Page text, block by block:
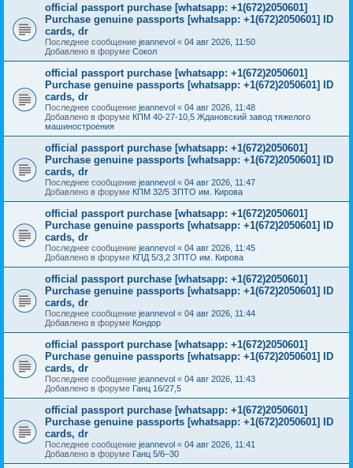
official passport purchase [whatsapp: +1(672)2050601]
Purchase genuine passports [whatsapp: +1(672)2050601] ID
cards, dr
Последнее сообщение jeannevol « 04 авг 2026, 11:50
Добавлено в форуме Сокол
official passport purchase [whatsapp: +1(672)2050601]
Purchase genuine passports [whatsapp: +1(672)2050601] ID
cards, dr
Последнее сообщение jeannevol « 04 авг 2026, 11:48
Добавлено в форуме КПМ 40-27-10,5 Ждановский завод тяжелого
машиностроения
official passport purchase [whatsapp: +1(672)2050601]
Purchase genuine passports [whatsapp: +1(672)2050601] ID
cards, dr
Последнее сообщение jeannevol « 04 авг 2026, 11:47
Добавлено в форуме КПМ 32/5 ЗПТО им. Кирова
official passport purchase [whatsapp: +1(672)2050601]
Purchase genuine passports [whatsapp: +1(672)2050601] ID
cards, dr
Последнее сообщение jeannevol « 04 авг 2026, 11:45
Добавлено в форуме КПД 5/3,2 ЗПТО им. Кирова
official passport purchase [whatsapp: +1(672)2050601]
Purchase genuine passports [whatsapp: +1(672)2050601] ID
cards, dr
Последнее сообщение jeannevol « 04 авг 2026, 11:44
Добавлено в форуме Кондор
official passport purchase [whatsapp: +1(672)2050601]
Purchase genuine passports [whatsapp: +1(672)2050601] ID
cards, dr
Последнее сообщение jeannevol « 04 авг 2026, 11:43
Добавлено в форуме Ганц 16/27,5
official passport purchase [whatsapp: +1(672)2050601]
Purchase genuine passports [whatsapp: +1(672)2050601] ID
cards, dr
Последнее сообщение jeannevol « 04 авг 2026, 11:41
Добавлено в форуме Ганц 5/6–30